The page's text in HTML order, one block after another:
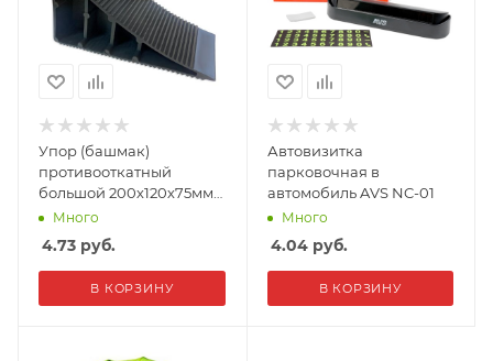
Упор (башмак)
противооткатный
большой 200х120х75мм
AVS SM-02
Много
4.73 руб.
В КОРЗИНУ
Автовизитка
парковочная в
автомобиль AVS NC-01
Много
4.04руб.
В КОРЗИНУ